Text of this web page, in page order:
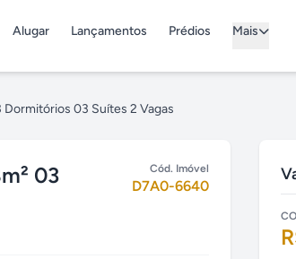
Alugar Lançamentos Prédios Mais
03 Suítes 2 Vagas
03
Cód. Imóvel
D7A0-6640